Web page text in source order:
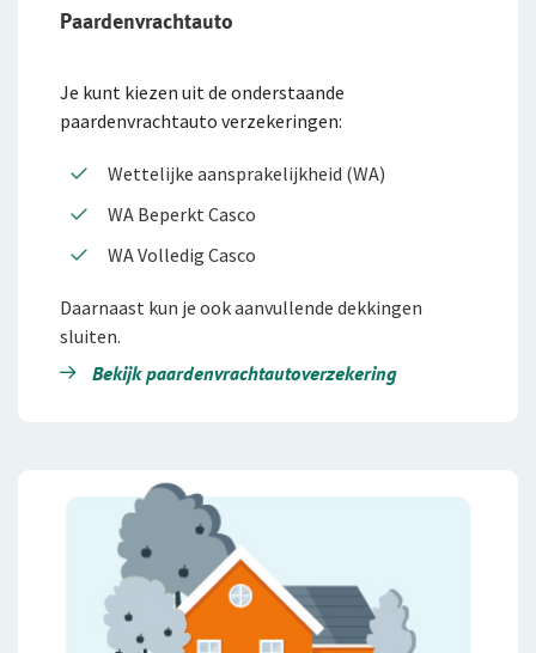
Paardenvrachtauto
Je kunt kiezen uit de onderstaande
paardenvrachtauto verzekeringen:
Wettelijke aansprakelijkheid (WA)
WA Beperkt Casco
WA Volledig Casco
Daarnaast kun je ook aanvullende dekkingen
sluiten.
Bekijk paardenvracht­au­to­verzekering